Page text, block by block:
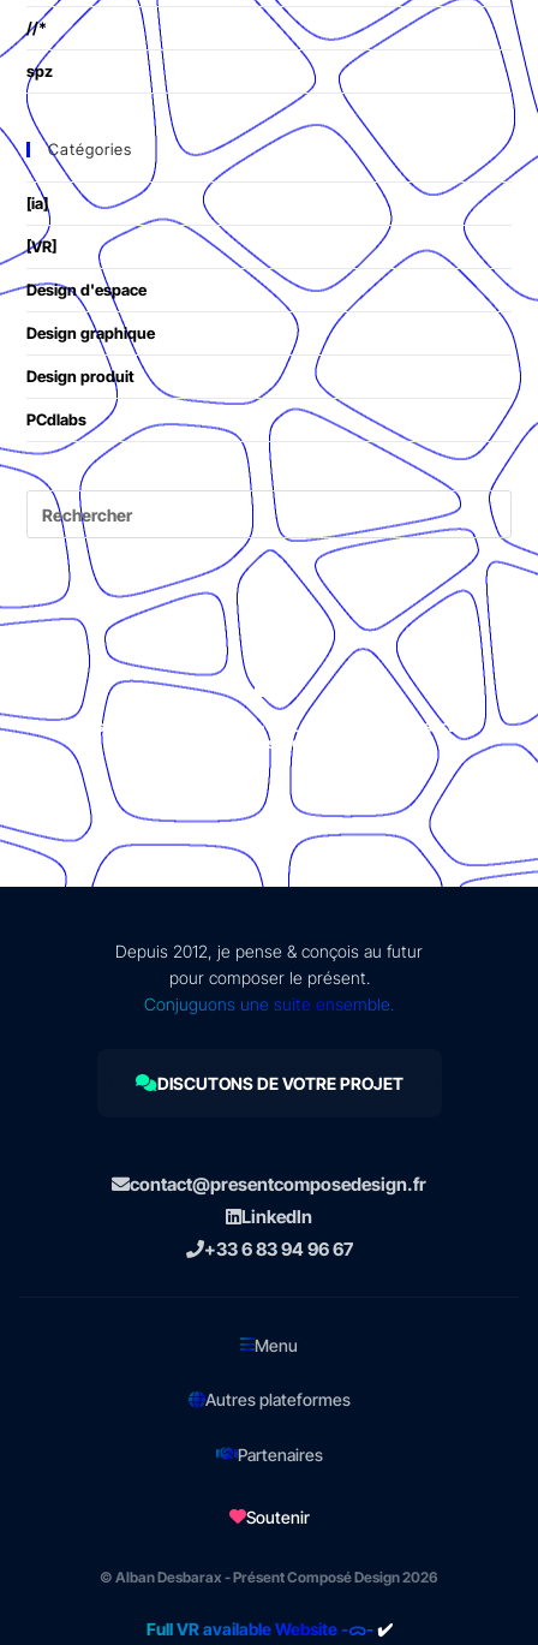
//*
spz
Catégories
[ia]
[VR]
Design d'espace
Design graphique
Design produit
PCdlabs
© Présent Composé design - 2024 - Tous droits réservés -
mentions légales
Depuis 2012, je pense & conçois au futur
pour composer le présent.
Conjuguons une suite ensemble.
DISCUTONS DE VOTRE PROJET
contact@presentcomposedesign.fr
LinkedIn
+33 6 83 94 96 67
Menu
Autres plateformes
Partenaires
Soutenir
© Alban Desbarax - Présent Composé Design 2026
Full VR available Website -ᯅ- ✔️